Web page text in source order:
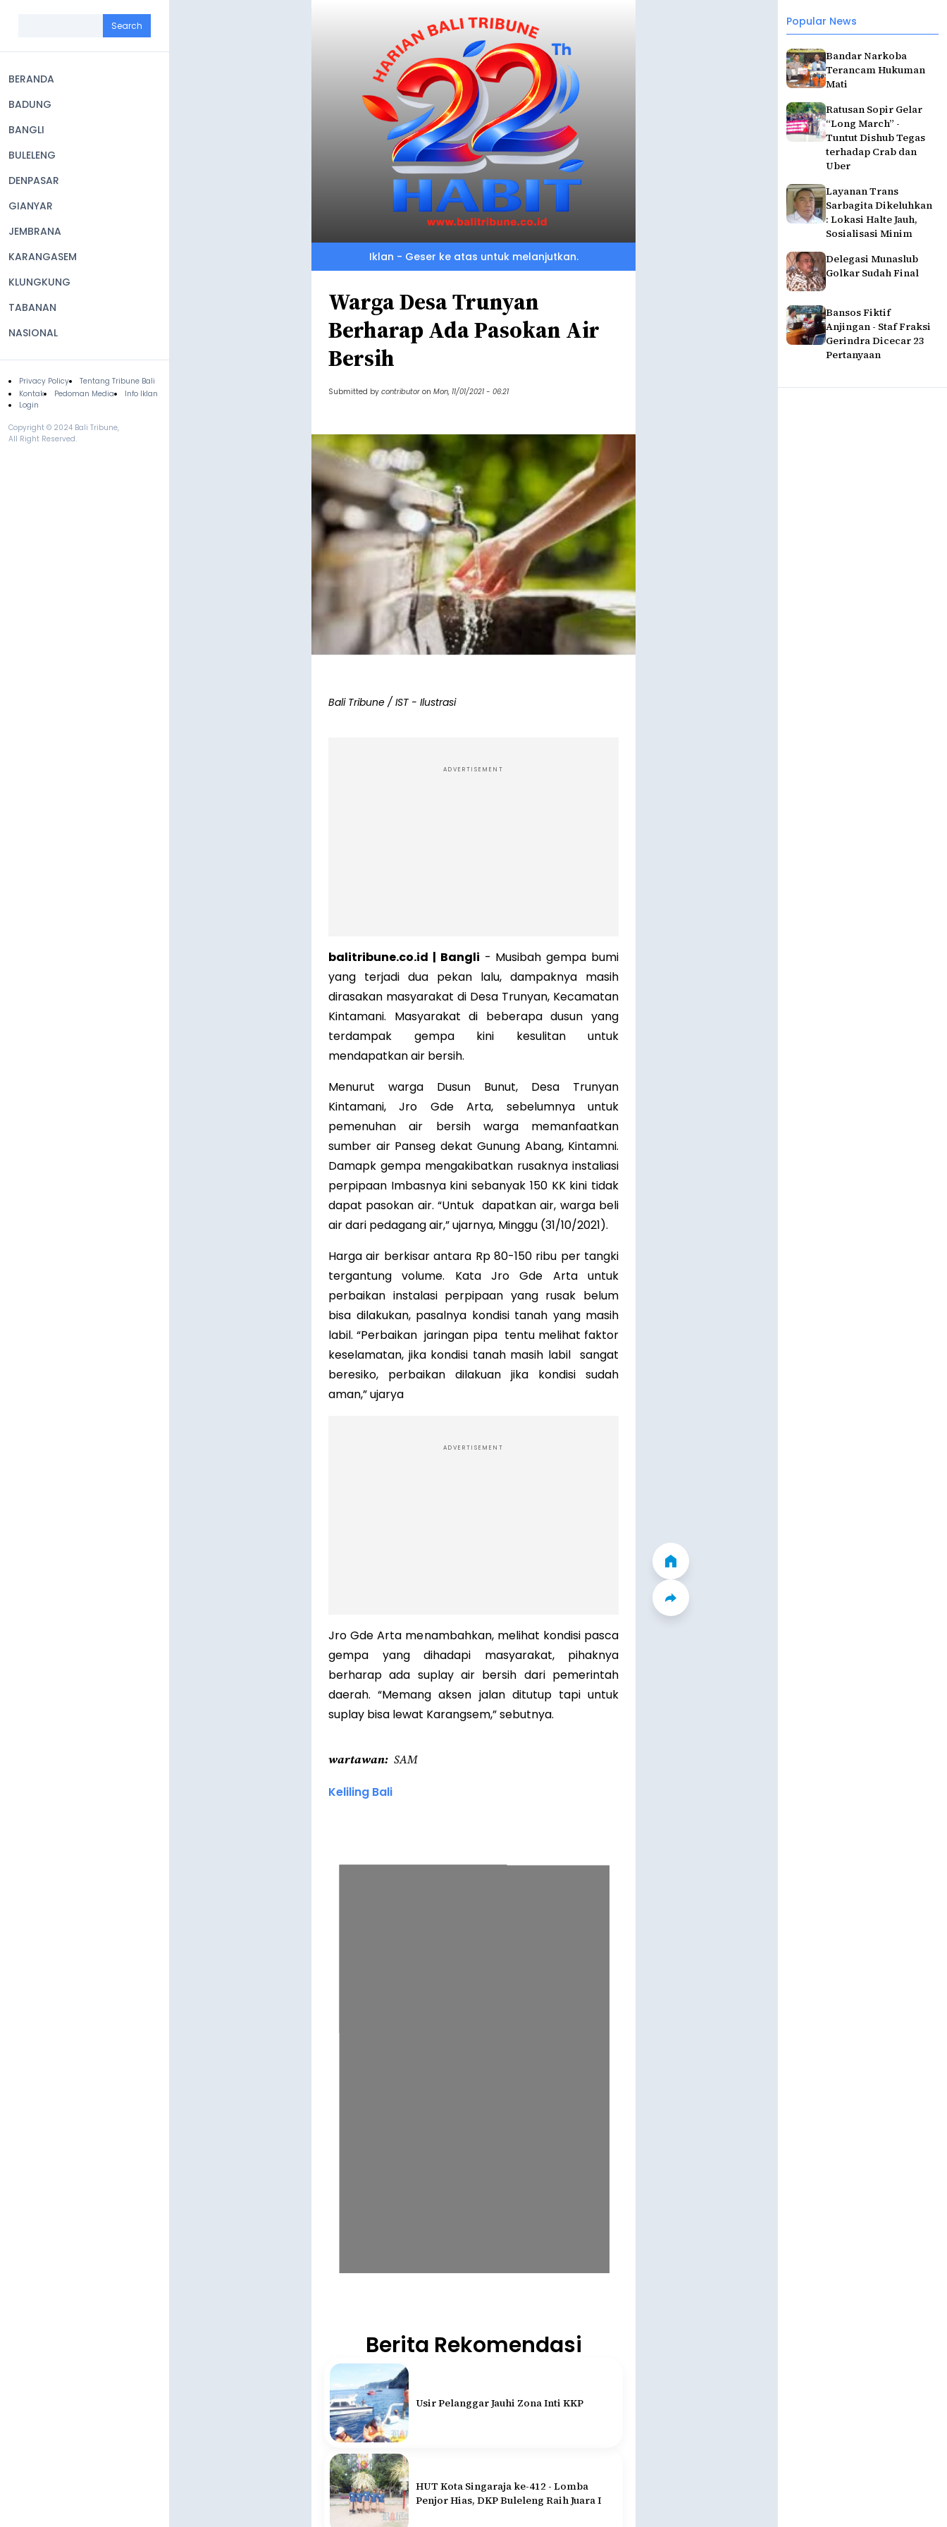
navigation
BERANDA
BADUNG
BANGLI
BULELENG
DENPASAR
GIANYAR
JEMBRANA
KARANGASEM
KLUNGKUNG
TABANAN
NASIONAL
Footer
Privacy Policy
Tentang Tribune Bali
Kontak
Pedoman Media
Info Iklan
Login
Copyright © 2024 Bali Tribune,
All Right Reserved.
Popular News
Bandar Narkoba
Terancam Hukuman
Mati
Ratusan Sopir Gelar
“Long March” -
Tuntut Dishub Tegas
terhadap Crab dan
Uber
Layanan Trans
Sarbagita Dikeluhkan
: Lokasi Halte Jauh,
Sosialisasi Minim
Delegasi Munaslub
Golkar Sudah Final
Bansos Fiktif
Anjingan - Staf Fraksi
Gerindra Dicecar 23
Pertanyaan
Iklan - Geser ke atas untuk melanjutkan.
Warga Desa Trunyan
Berharap Ada Pasokan Air
Bersih
Submitted by contributor on Mon, 11/01/2021 - 06:21
Bali Tribune / IST - Ilustrasi
ADVERTISEMENT
balitribune.co.id | Bangli - Musibah gempa bumi
yang terjadi dua pekan lalu, dampaknya masih
dirasakan masyarakat di Desa Trunyan, Kecamatan
Kintamani. Masyarakat di beberapa dusun yang
terdampak gempa kini kesulitan untuk
mendapatkan air bersih.
Menurut warga Dusun Bunut, Desa Trunyan
Kintamani, Jro Gde Arta, sebelumnya untuk
pemenuhan air bersih warga memanfaatkan
sumber air Panseg dekat Gunung Abang, Kintamni.
Damapk gempa mengakibatkan rusaknya instaliasi
perpipaan Imbasnya kini sebanyak 150 KK kini tidak
dapat pasokan air. “Untuk dapatkan air, warga beli
air dari pedagang air,” ujarnya, Minggu (31/10/2021).
Harga air berkisar antara Rp 80-150 ribu per tangki
tergantung volume. Kata Jro Gde Arta untuk
perbaikan instalasi perpipaan yang rusak belum
bisa dilakukan, pasalnya kondisi tanah yang masih
labil. “Perbaikan jaringan pipa tentu melihat faktor
keselamatan, jika kondisi tanah masih labil sangat
beresiko, perbaikan dilakuan jika kondisi sudah
aman,” ujarya
ADVERTISEMENT
Jro Gde Arta menambahkan, melihat kondisi pasca
gempa yang dihadapi masyarakat, pihaknya
berharap ada suplay air bersih dari pemerintah
daerah. “Memang aksen jalan ditutup tapi untuk
suplay bisa lewat Karangsem,” sebutnya.
wartawan SAM
Keliling Bali
Berita Rekomendasi
Usir Pelanggar Jauhi Zona Inti KKP
HUT Kota Singaraja ke-412 - Lomba
Penjor Hias, DKP Buleleng Raih Juara I